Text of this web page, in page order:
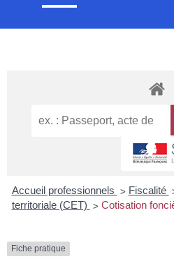
Accueil professionnels > Fiscalité
territoriale (CET) > Cotisation
Fiche pratique